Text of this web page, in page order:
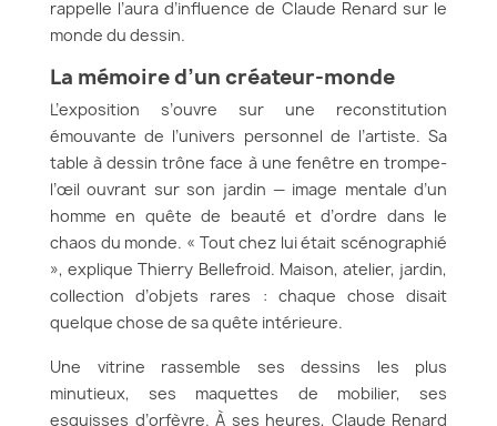
rappelle l’aura d’influence de Claude Renard sur le
monde du dessin.
La mémoire d’un créateur-monde
L’exposition s’ouvre sur une reconstitution
émouvante de l’univers personnel de l’artiste. Sa
table à dessin trône face à une fenêtre en trompe-
l’œil ouvrant sur son jardin — image mentale d’un
homme en quête de beauté et d’ordre dans le
chaos du monde. « Tout chez lui était scénographié
», explique Thierry Bellefroid. Maison, atelier, jardin,
collection d’objets rares : chaque chose disait
quelque chose de sa quête intérieure.
Une vitrine rassemble ses dessins les plus
minutieux, ses maquettes de mobilier, ses
esquisses d’orfèvre. À ses heures, Claude Renard